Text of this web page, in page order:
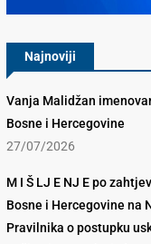
Najnoviji
Vanja Malidžan
Bosne i Hercegovine
27/07/2026
M I Š LJ E NJ E po
Bosne i Hercegovine na
Pravilnika o postupku